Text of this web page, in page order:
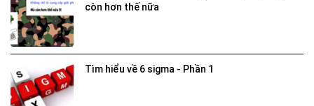
còn hơn thế nữa
Tìm hiểu về 6 sigma - Phần 1